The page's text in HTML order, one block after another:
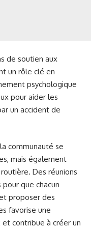
de soutien aux
un rôle clé en
psychologique
pour aider les
un accident de
communauté se
mais également
Des réunions
que chacun
proposer des
favorise une
contribue à créer un